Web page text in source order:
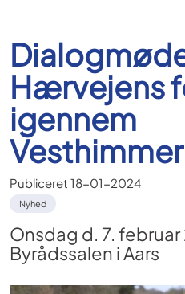
Hærvejens
igennem
Publiceret 18-01-2024
Nyhed
Onsdag d. 7. februar
Byrådssalen i Aars